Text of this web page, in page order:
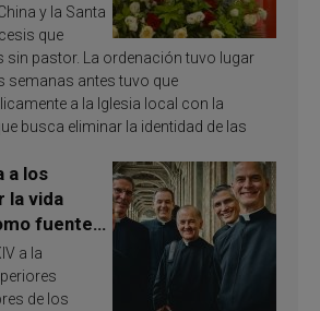
y la Santa
que
sin pastor. La ordenación tuvo lugar
semanas antes tuvo que
a la Iglesia local con la
busca eliminar la identidad de las
a los
la vida
fuente
a la
de los